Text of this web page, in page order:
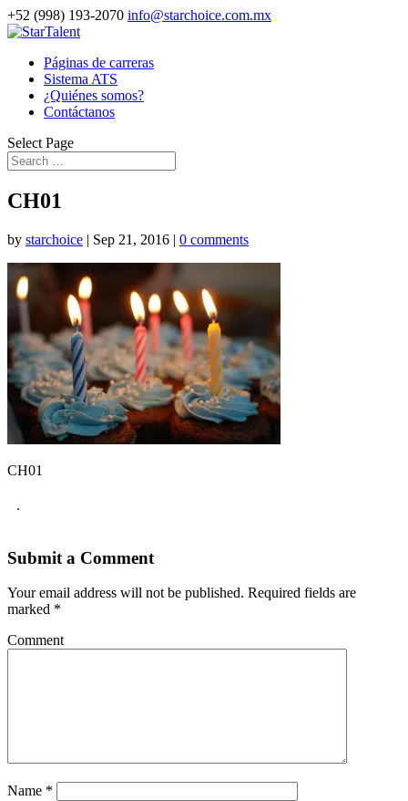
+52 (998) 193-2070 info@starchoice.com.mx
Páginas de carreras
Sistema ATS
¿Quiénes somos?
Contáctanos
Select Page
CH01
by starchoice | Sep 21, 2016 | 0 comments
CH01
.
Submit a Comment
Your email address will not be published. Required fields are
marked *
Comment
Name *